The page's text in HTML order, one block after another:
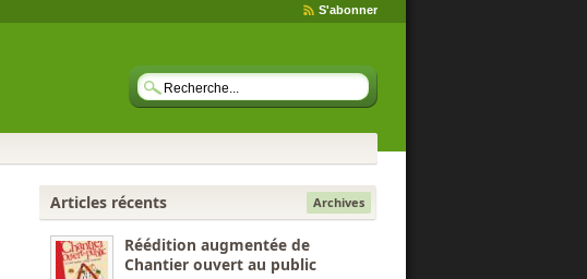
S'abonner
Articles récents Archives
Réédition augmentée de
Chantier ouvert au public